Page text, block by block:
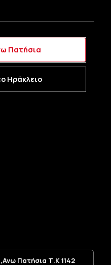
Πατήσια
Ηράκλειο
Πατήσια Τ.Κ 1142